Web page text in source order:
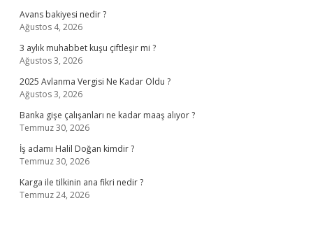
Avans bakiyesi nedir ?
Ağustos 4, 2026
3 aylık muhabbet kuşu çiftleşir mi ?
Ağustos 3, 2026
2025 Avlanma Vergisi Ne Kadar Oldu ?
Ağustos 3, 2026
Banka gişe çalışanları ne kadar maaş alıyor ?
Temmuz 30, 2026
İş adamı Halil Doğan kimdir ?
Temmuz 30, 2026
Karga ile tilkinin ana fikri nedir ?
Temmuz 24, 2026